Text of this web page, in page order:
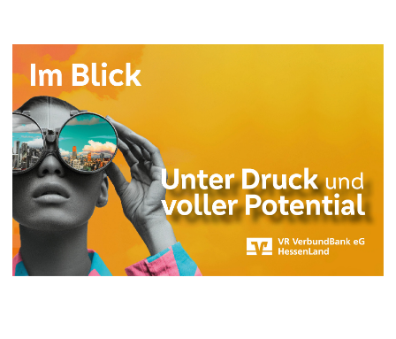
Schwalmtal
Ulrichstein
Wartenberg
Schwalm
Fulda
Gießen
Impressum
Datenschutzerklärung